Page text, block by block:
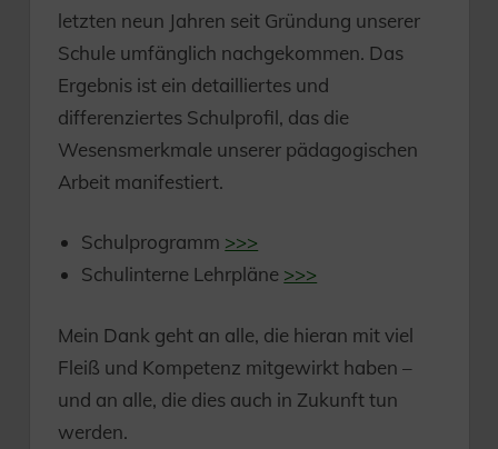
letzten neun Jahren seit Gründung unserer
Schule umfänglich nachgekommen. Das
Ergebnis ist ein detailliertes und
differenziertes Schulprofil, das die
Wesensmerkmale unserer pädagogischen
Arbeit manifestiert.
Schulprogramm >>>
Schulinterne Lehrpläne >>>
Mein Dank geht an alle, die hieran mit viel
Fleiß und Kompetenz mitgewirkt haben –
und an alle, die dies auch in Zukunft tun
werden.